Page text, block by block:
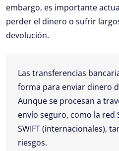
embargo, es importante
perder el dinero o sufrir
devolución.
Las transferencias
forma para enviar dinero
Aunque se procesan a
envío seguro, como la red
SWIFT (internacionales),
riesgos.